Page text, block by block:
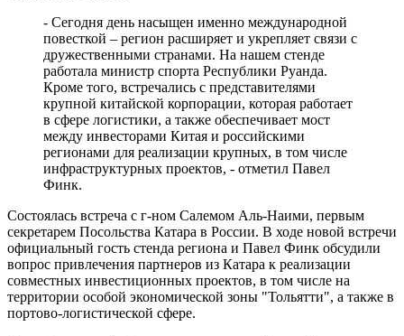
- Сегодня день насыщен именно международной
повесткой – регион расширяет и укрепляет связи с
дружественными странами. На нашем стенде
работала министр спорта Республики Руанда.
Кроме того, встречались с представителями
крупной китайской корпорации, которая работает
в сфере логистики, а также обеспечивает мост
между инвесторами Китая и российскими
регионами для реализации крупных, в том числе
инфраструктурных проектов, - отметил Павел
Финк.
Состоялась встреча с г-ном Салемом Аль-Наими, первым
секретарем Посольства Катара в России. В ходе новой встречи
официальный гость стенда региона и Павел Финк обсудили
вопрос привлечения партнеров из Катара к реализации
совместных инвестиционных проектов, в том числе на
территории особой экономической зоны "Тольятти", а также в
портово-логистической сфере.